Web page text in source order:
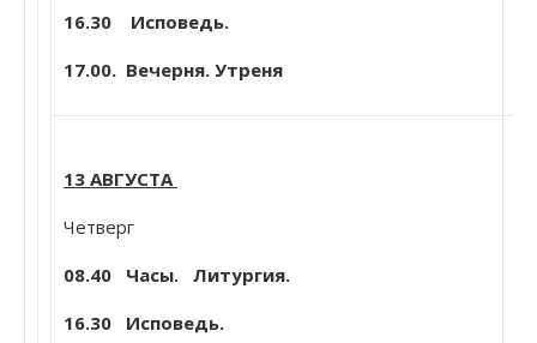
16.30 Исповедь.
17.00. Вечерня. Утреня
13 АВГУСТА
Четверг
08.40 Часы. Литургия.
16.30 Исповедь.